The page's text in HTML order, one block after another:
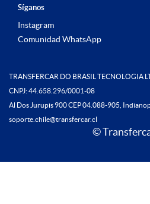
Síganos
Instagram
Comunidad WhatsApp
TRANSFERCAR DO BRASIL TECNOLOGIA
CNPJ: 44.658.296/0001-08
Al Dos Jurupis 900 CEP 04.088-905,
soporte.chile@transfercar.cl
©